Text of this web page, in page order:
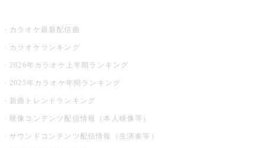
カラオケ最新配信曲
カラオケランキング
2026年カラオケ上半期ランキング
2025年カラオケ年間ランキング
新曲トレンドランキング
映像コンテンツ配信情報（本人映像等）
サウンドコンテンツ配信情報（生演奏等）